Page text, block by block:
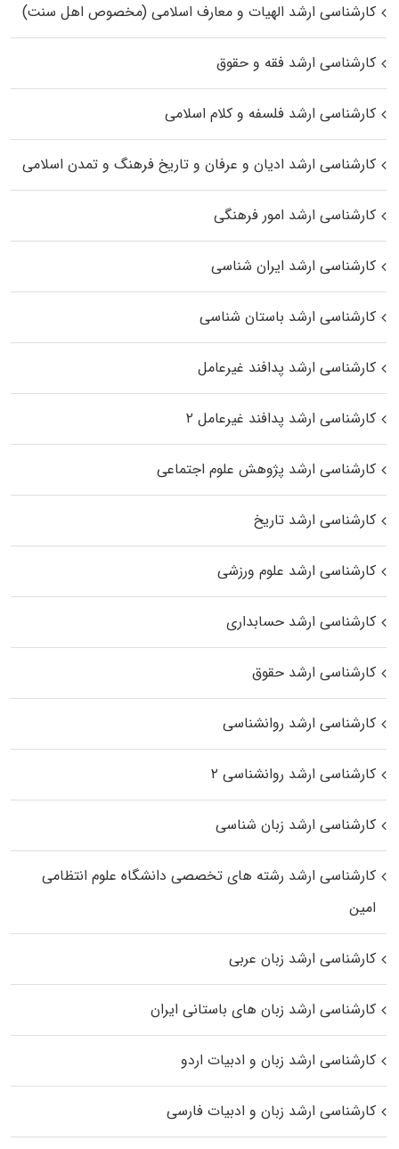
کارشناسی ارشد الهیات و معارف اسلامی (مخصوص اهل سنت)
کارشناسی ارشد فقه و حقوق
کارشناسی ارشد فلسفه و کلام اسلامی
کارشناسی ارشد ادیان و عرفان و تاریخ فرهنگ و تمدن اسلامی
کارشناسی ارشد امور فرهنگی
کارشناسی ارشد ایران شناسی
کارشناسی ارشد باستان شناسی
کارشناسی ارشد پدافند غیرعامل
کارشناسی ارشد پدافند غیرعامل ۲
کارشناسی ارشد پژوهش علوم اجتماعی
کارشناسی ارشد تاریخ
کارشناسی ارشد علوم ورزشی
کارشناسی ارشد حسابداری
کارشناسی ارشد حقوق
کارشناسی ارشد روانشناسی
کارشناسی ارشد روانشناسی ۲
کارشناسی ارشد زبان شناسی
کارشناسی ارشد رﺷﺘﻪ ﻫﺎی تخصصی داﻧﺸﮕﺎه ﻋﻠﻮم انتظامی
اﻣﻴﻦ
کارشناسی ارشد زبان عربی
کارشناسی ارشد زبان‌ های باستانی ایران
کارشناسی ارشد زبان و ادبیات اردو
کارشناسی ارشد زبان و ادبیات فارسی